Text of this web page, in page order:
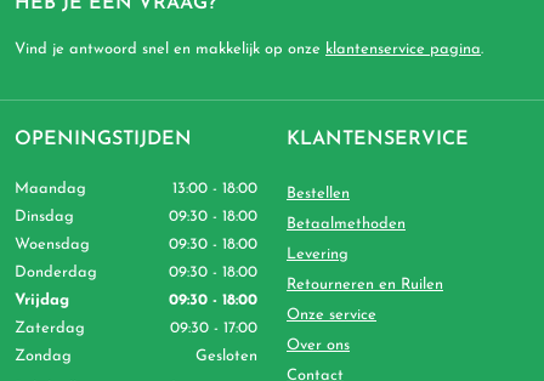
Vind je antwoord snel en makkelijk op onze klantenservice pagina.
OPENINGSTIJDEN
Maandag
13:00 - 18:00
Dinsdag
09:30 - 18:00
Woensdag
09:30 - 18:00
Donderdag
09:30 - 18:00
Vrijdag
09:30 - 18:00
Zaterdag
09:30 - 17:00
Zondag
Gesloten
KLANTENSERVICE
Bestellen
Betaalmethoden
Levering
Retourneren en Ruilen
Onze service
Over ons
Contact